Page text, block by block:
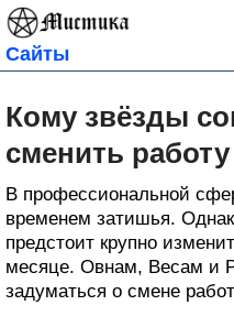
Сайты
Кому звёзды
сменить работу
В профессиональной
временем затишья.
предстоит крупно
месяце. Овнам, Весам и
задуматься о смене